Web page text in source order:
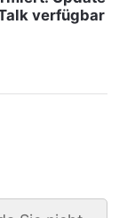
verfügbar